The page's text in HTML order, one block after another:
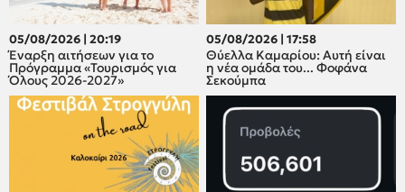
05/08/2026 | 20:19
Έναρξη αιτήσεων για το
Πρόγραμμα «Τουρισμός για
Όλους 2026-2027»
05/08/2026 | 17:58
Θύελλα Καμαρίου: Αυτή είναι
η νέα ομάδα του... Φοφάνα
Σεκούμπα